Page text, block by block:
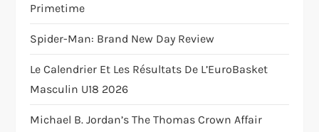
n
Primetime
Spider-Man: Brand New Day Review
Le Calendrier Et Les Résultats De L’EuroBasket
Masculin U18 2026
Michael B. Jordan’s The Thomas Crown Affair